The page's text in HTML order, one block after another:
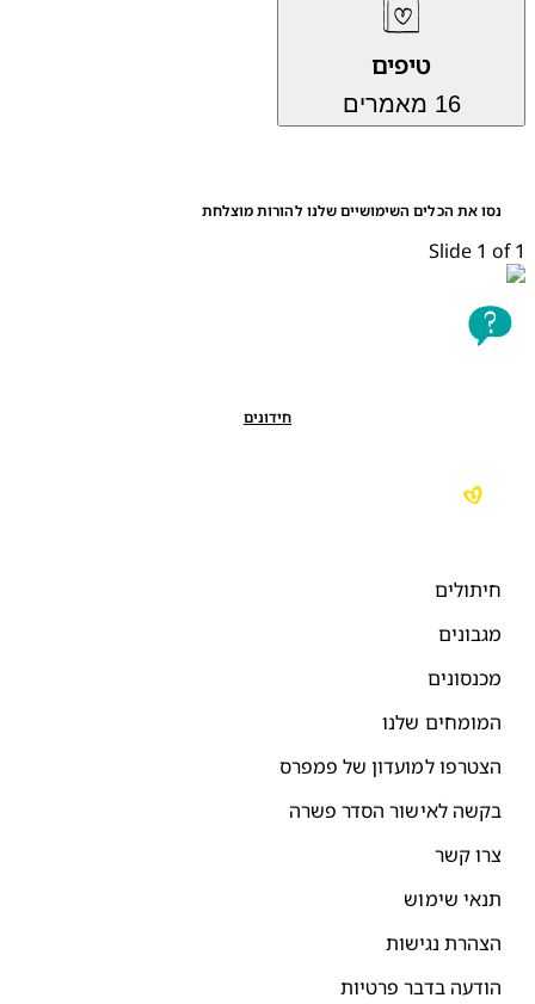
נסו את הכלים השימושיים שלנו להורות מוצלחת
Slide 1 of 1
חידונים
טיפים
16 מאמרים
חיתולים
מגבונים
מכנסונים
המומחים שלנו
הצטרפו למועדון של פמפרס
בקשה לאישור הסדר פשרה
צרו קשר
תנאי שימוש
הצהרת נגישות
הודעה בדבר פרטיות